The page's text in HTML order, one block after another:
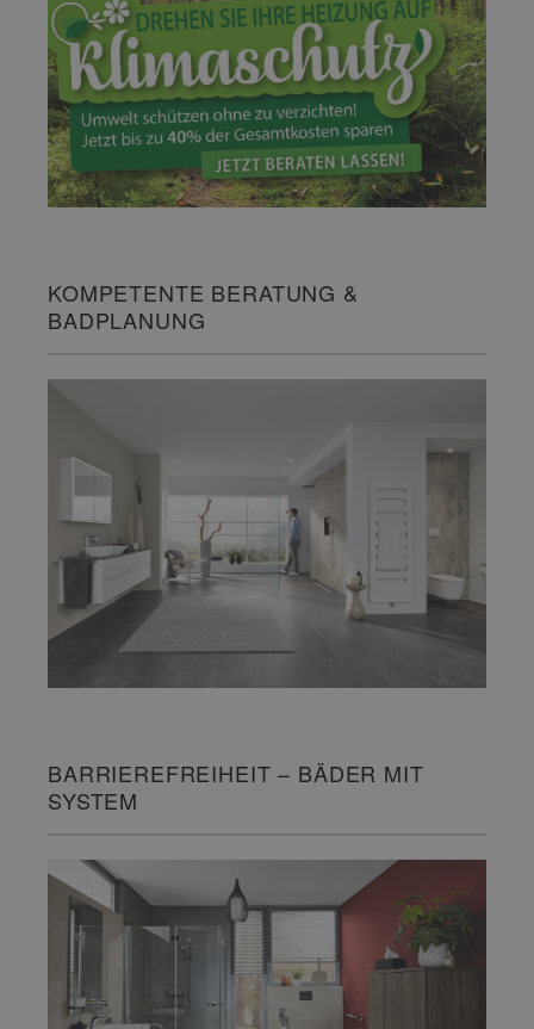
KOMPETENTE BERATUNG &
BADPLANUNG
BARRIEREFREIHEIT – BÄDER MIT
SYSTEM